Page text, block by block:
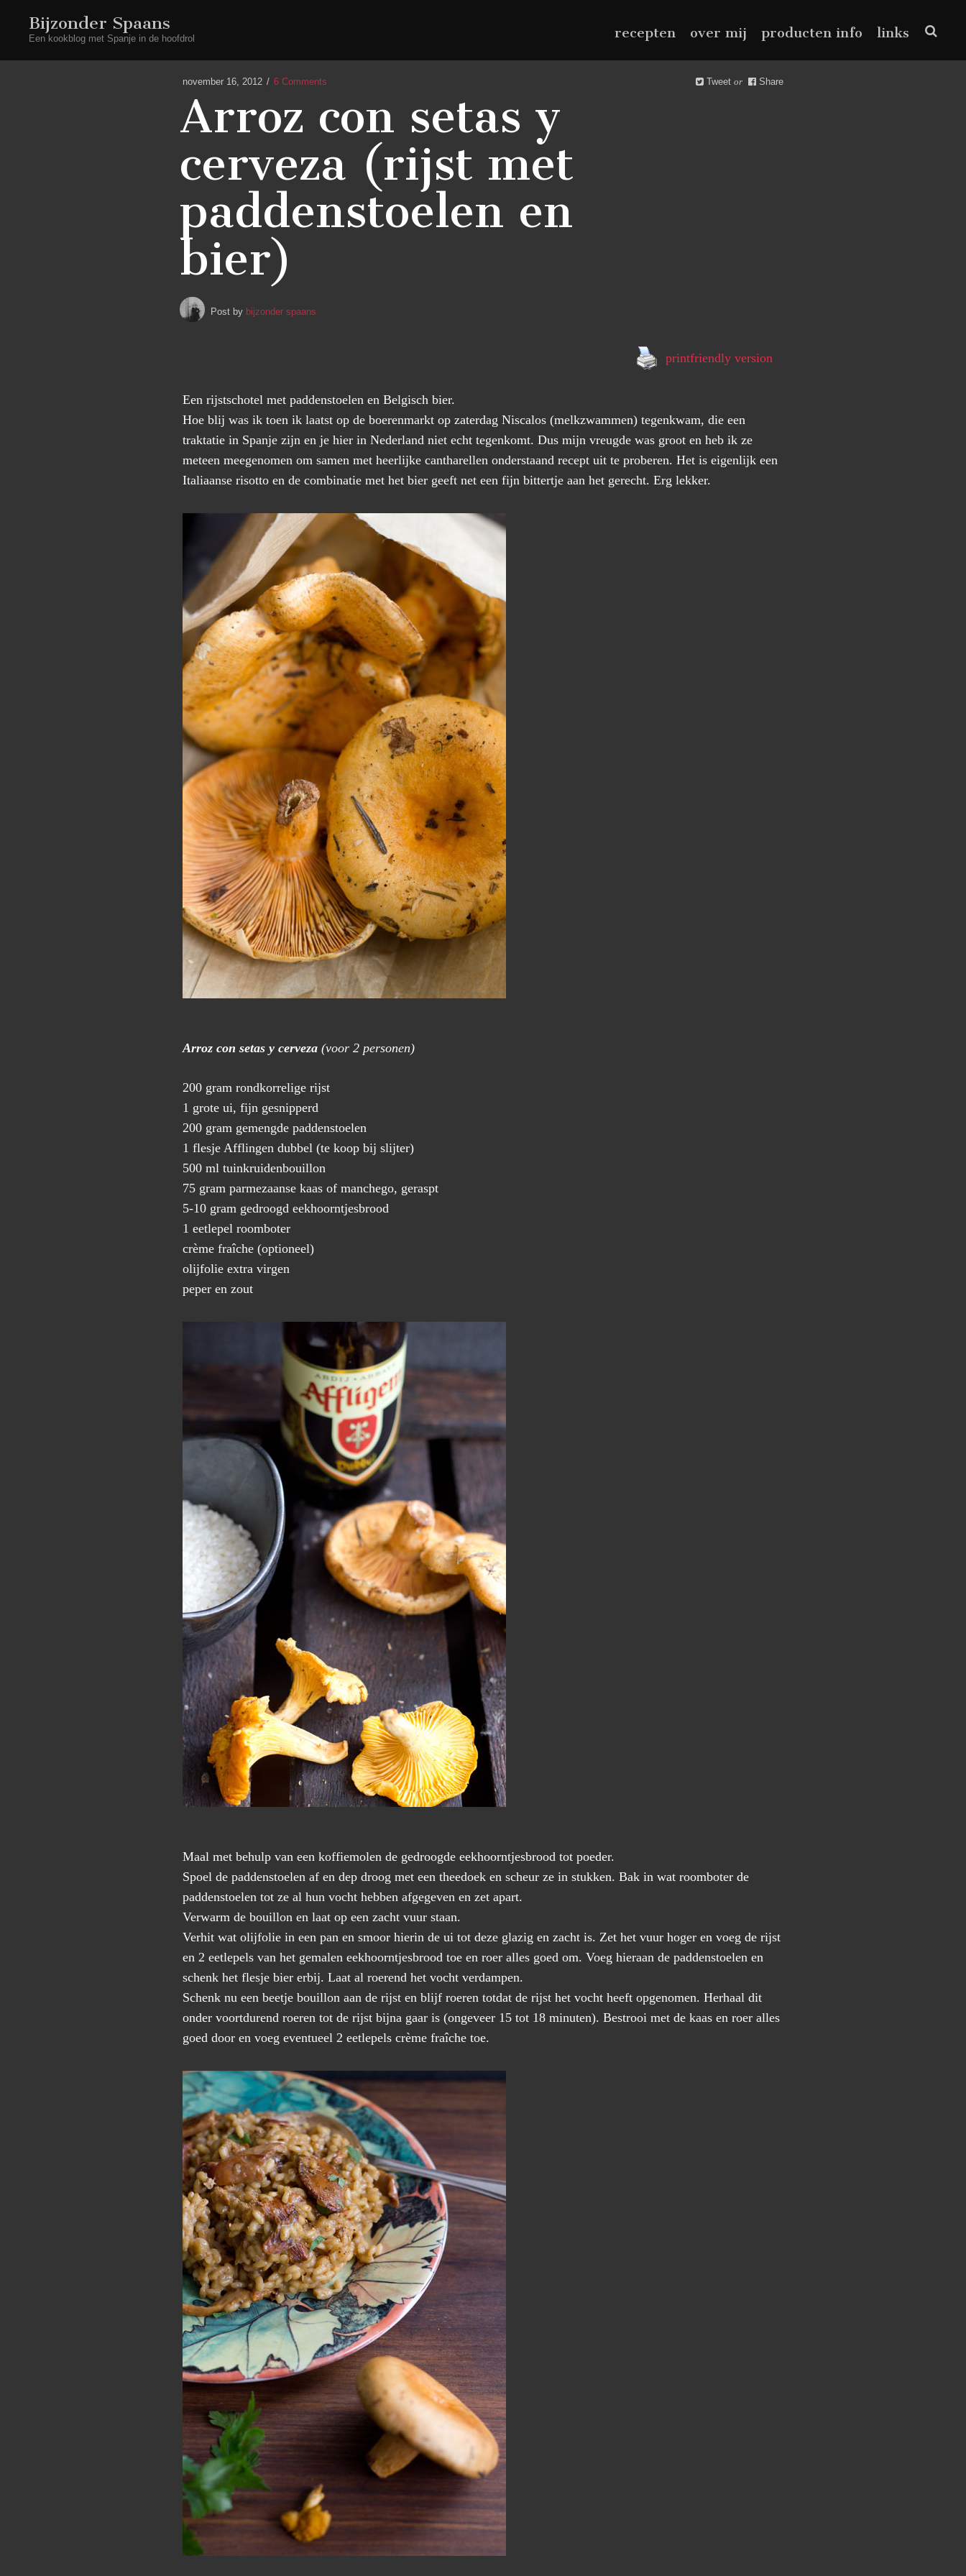
Bijzonder Spaans
Een kookblog met Spanje in de hoofdrol recepten over mij producten info links
Tweet or Share
november 16, 2012 6 Comments
Arroz con setas y
cerveza (rijst met
paddenstoelen en
bier)
Post by bijzonder spaans
printfriendly version
Een rijstschotel met paddenstoelen en Belgisch bier.
Hoe blij was ik toen ik laatst op de boerenmarkt op zaterdag Niscalos (melkzwammen) tegenkwam, die een
traktatie in Spanje zijn en je hier in Nederland niet echt tegenkomt. Dus mijn vreugde was groot en heb ik ze
meteen meegenomen om samen met heerlijke cantharellen onderstaand recept uit te proberen. Het is eigenlijk een
Italiaanse risotto en de combinatie met het bier geeft net een fijn bittertje aan het gerecht. Erg lekker.
Arroz con setas y cerveza (voor 2 personen)
200 gram rondkorrelige rijst
1 grote ui, fijn gesnipperd
200 gram gemengde paddenstoelen
1 flesje Afflingen dubbel (te koop bij slijter)
500 ml tuinkruidenbouillon
75 gram parmezaanse kaas of manchego, geraspt
5-10 gram gedroogd eekhoorntjesbrood
1 eetlepel roomboter
crème fraîche (optioneel)
olijfolie extra virgen
peper en zout
Maal met behulp van een koffiemolen de gedroogde eekhoorntjesbrood tot poeder.
Spoel de paddenstoelen af en dep droog met een theedoek en scheur ze in stukken. Bak in wat roomboter de
paddenstoelen tot ze al hun vocht hebben afgegeven en zet apart.
Verwarm de bouillon en laat op een zacht vuur staan.
Verhit wat olijfolie in een pan en smoor hierin de ui tot deze glazig en zacht is. Zet het vuur hoger en voeg de rijst
en 2 eetlepels van het gemalen eekhoorntjesbrood toe en roer alles goed om. Voeg hieraan de paddenstoelen en
schenk het flesje bier erbij. Laat al roerend het vocht verdampen.
Schenk nu een beetje bouillon aan de rijst en blijf roeren totdat de rijst het vocht heeft opgenomen. Herhaal dit
onder voortdurend roeren tot de rijst bijna gaar is (ongeveer 15 tot 18 minuten). Bestrooi met de kaas en roer alles
goed door en voeg eventueel 2 eetlepels crème fraîche toe.